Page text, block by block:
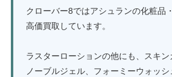
クローバー8ではアシュランの化粧品
高価買取しています。
ラスターローションの他にも、スキン
ノーブルジェル、フォーミーウォッ